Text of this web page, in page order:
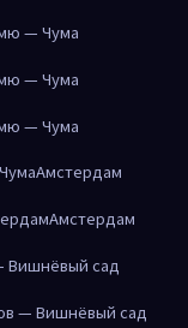
— Чума
— Чума
— Чума
Амстердам
Амстердам
Вишнёвый сад
— Вишнёвый сад